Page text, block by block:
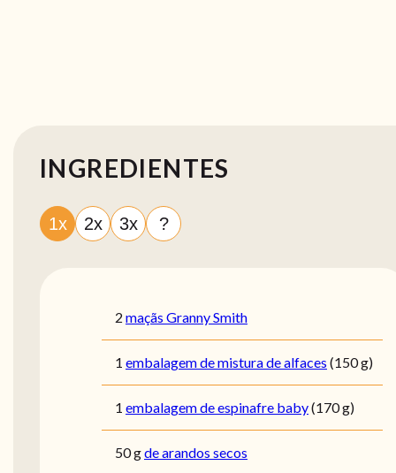
INGREDIENTES
1x 2x 3x ?
2 maçãs Granny Smith
1 embalagem de mistura de alfaces (150 g)
1 embalagem de espinafre baby(170 g)
50gde arandos secos